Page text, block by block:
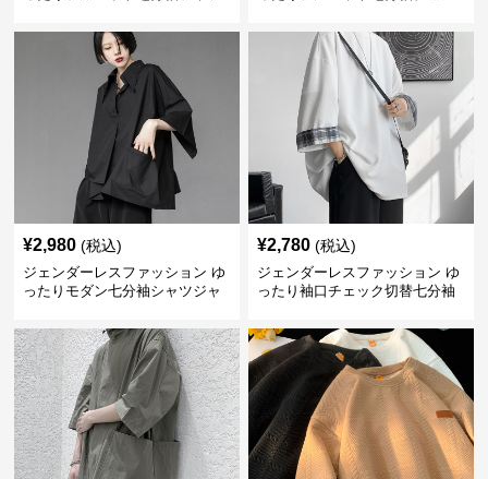
¥2,980 (税込)
ジェンダーレスファッション ゆ
ったりモダン七分袖シャツジャ
¥2,780 (税込)
ジェンダーレスファッション ゆ
ったり袖口チェック切替七分袖